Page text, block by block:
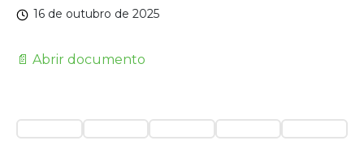
16 de outubro de 2025
📄 Abrir documento